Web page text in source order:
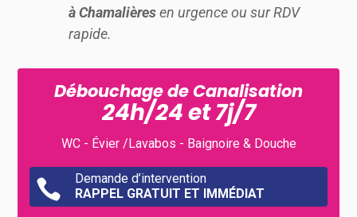
à Chamalièresen urgence ou sur RDV
rapide.
Débouchage de Canalisation
24h/24 et 7j/7
WC - Évier /Lavabos - Baignoire & Douche

Demande d’intervention
RAPPEL GRATUIT ET IMMÉDIAT